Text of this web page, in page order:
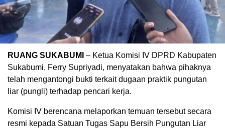
RUANG SUKABUMI – Ketua Komisi IV DPRD Kabupaten
Sukabumi, Ferry Supriyadi, menyatakan bahwa pihaknya
telah mengantongi bukti terkait dugaan praktik pungutan
liar (pungli) terhadap pencari kerja.
Komisi IV berencana melaporkan temuan tersebut secara
resmi kepada Satuan Tugas Sapu Bersih Pungutan Liar